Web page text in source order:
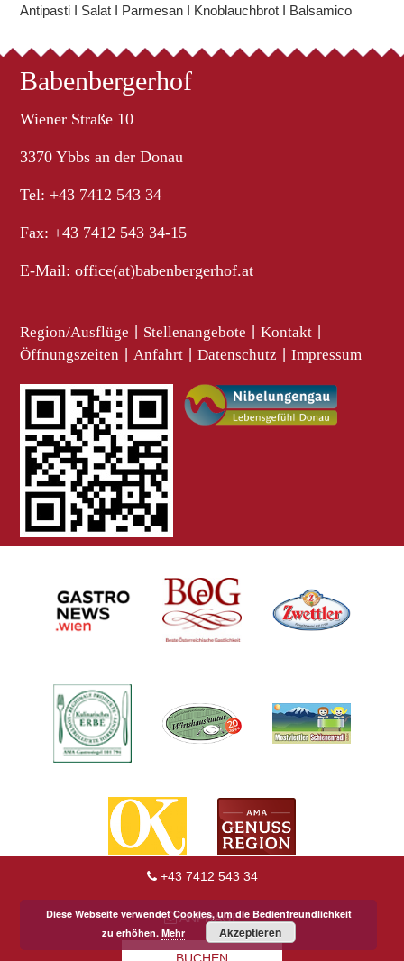
+43 7412 543 34
ANFRAGE
Antipasti I Salat I Parmesan I Knoblauchbrot I Balsamico
Babenbergerhof
Wiener Straße 10
3370 Ybbs an der Donau
Tel: +43 7412 543 34
Fax: +43 7412 543 34-15
E-Mail:office(at)babenbergerhof.at
Region/Ausflüge Stellenangebote Kontakt
Öffnungszeiten Anfahrt Datenschutz Impressum
Diese Webseite verwendet Cookies, um die Bedienfreundlichkeit
zu erhöhen. Mehr Akzeptieren